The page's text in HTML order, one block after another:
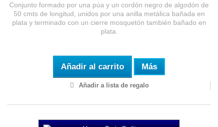
Conjunto formado por una púa y un cordón negro de algodón de
50 cmts de longitud, unidos por una anilla metálica bañada en
plata y terminado con un cierre mosquetón también bañado en
plata.
Añadir al carrito Más
Añadir a lista de regalo